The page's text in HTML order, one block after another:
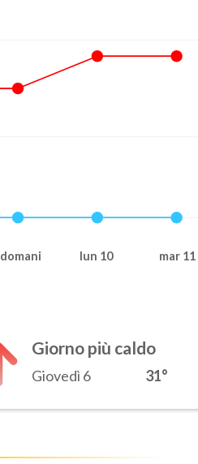
domani lun 10 mar 11
Giorno più caldo
Giovedì 6 31°